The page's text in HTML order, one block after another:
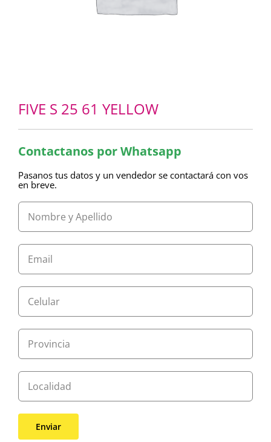
FIVE S 25 61 YELLOW
Contactanos por Whatsapp
Pasanos tus datos y un vendedor se contactará con vos
en breve.